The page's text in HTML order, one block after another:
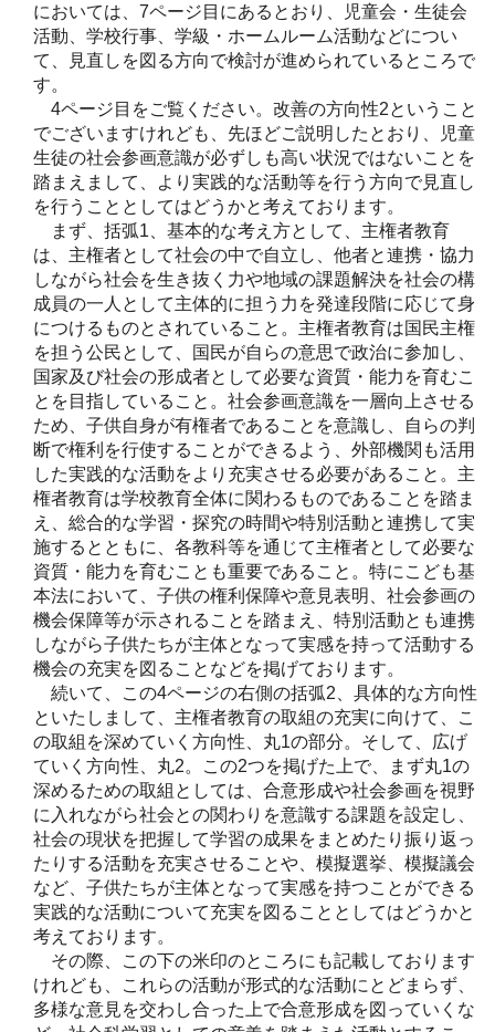
においては、7ページ目にあるとおり、児童会・生徒会
活動、学校行事、学級・ホームルーム活動などについ
て、見直しを図る方向で検討が進められているところで
す。
4ページ目をご覧ください。改善の方向性2ということ
でございますけれども、先ほどご説明したとおり、児童
生徒の社会参画意識が必ずしも高い状況ではないことを
踏まえまして、より実践的な活動等を行う方向で見直し
を行うこととしてはどうかと考えております。
まず、括弧1、基本的な考え方として、主権者教育
は、主権者として社会の中で自立し、他者と連携・協力
しながら社会を生き抜く力や地域の課題解決を社会の構
成員の一人として主体的に担う力を発達段階に応じて身
につけるものとされていること。主権者教育は国民主権
を担う公民として、国民が自らの意思で政治に参加し、
国家及び社会の形成者として必要な資質・能力を育むこ
とを目指していること。社会参画意識を一層向上させる
ため、子供自身が有権者であることを意識し、自らの判
断で権利を行使することができるよう、外部機関も活用
した実践的な活動をより充実させる必要があること。主
権者教育は学校教育全体に関わるものであることを踏ま
え、総合的な学習・探究の時間や特別活動と連携して実
施するとともに、各教科等を通じて主権者として必要な
資質・能力を育むことも重要であること。特にこども基
本法において、子供の権利保障や意見表明、社会参画の
機会保障等が示されることを踏まえ、特別活動とも連携
しながら子供たちが主体となって実感を持って活動する
機会の充実を図ることなどを掲げております。
続いて、この4ページの右側の括弧2、具体的な方向性
といたしまして、主権者教育の取組の充実に向けて、こ
の取組を深めていく方向性、丸1の部分。そして、広げ
ていく方向性、丸2。この2つを掲げた上で、まず丸1の
深めるための取組としては、合意形成や社会参画を視野
に入れながら社会との関わりを意識する課題を設定し、
社会の現状を把握して学習の成果をまとめたり振り返っ
たりする活動を充実させることや、模擬選挙、模擬議会
など、子供たちが主体となって実感を持つことができる
実践的な活動について充実を図ることとしてはどうかと
考えております。
その際、この下の米印のところにも記載しております
けれども、これらの活動が形式的な活動にとどまらず、
多様な意見を交わし合った上で合意形成を図っていくな